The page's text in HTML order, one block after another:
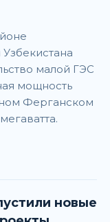
малой ГЭС
мощность
Ферганском
новые